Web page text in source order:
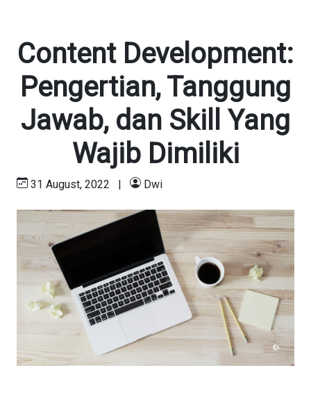
Content Development:
Pengertian, Tanggung
Jawab, dan Skill Yang
Wajib Dimiliki
31 August, 2022 | Dwi